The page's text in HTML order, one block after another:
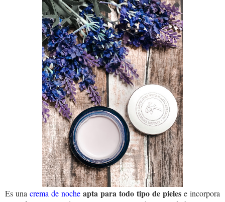
Es una crema de noche apta para todo tipo de pieles e incorpora